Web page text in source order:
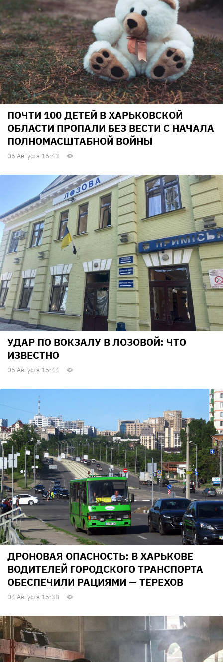
ПОЧТИ 100 ДЕТЕЙ В ХАРЬКОВСКОЙ
ОБЛАСТИ ПРОПАЛИ БЕЗ ВЕСТИ С НАЧАЛА
ПОЛНОМАСШТАБНОЙ ВОЙНЫ
06 Августа 16:43
УДАР ПО ВОКЗАЛУ В ЛОЗОВОЙ: ЧТО
ИЗВЕСТНО
06 Августа 15:44
ДРОНОВАЯ ОПАСНОСТЬ: В ХАРЬКОВЕ
ВОДИТЕЛЕЙ ГОРОДСКОГО ТРАНСПОРТА
ОБЕСПЕЧИЛИ РАЦИЯМИ — ТЕРЕХОВ
04 Августа 15:38